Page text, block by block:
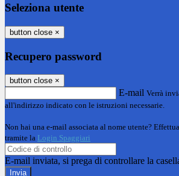
Seleziona utente
button close ×
Recupero password
button close ×
E-mail Verrà
all'indirizzo indicato con le istruzioni necessarie.
Non hai una e-mail associata al nome utente?
tramite la Login Spaggiari
E-mail inviata, si prega di controllare la